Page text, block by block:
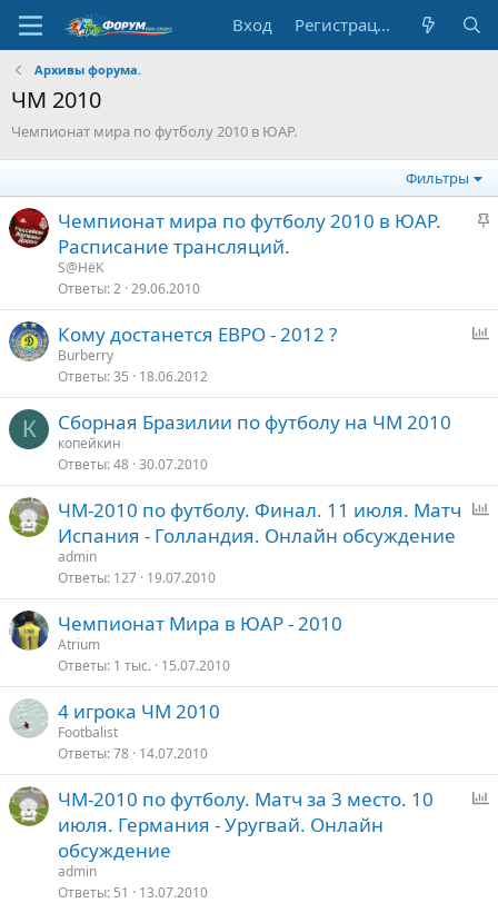
Вход Регистрация
Архивы форума.
ЧМ 2010
Чемпионат мира по футболу 2010 в ЮАР.
Фильтры
З
е
п
н
Чемпионат мира по футболу 2010 в ЮАР.
Расписание трансляций.
S@HёK
Ответы 2 29.06.2010
о
Кому достанется ЕВРО - 2012 ?
Burberry
Ответы 35 18.06.2012
К Сборная Бразилии по футболу на ЧМ 2010
копейкин
Ответы 48 30.07.2010
с
ЧМ-2010 по футболу. Финал. 11 июля. Матч
Испания - Голландия. Онлайн обсуждение
admin
Ответы 127 19.07.2010
Чемпионат Мира в ЮАР - 2010
Atrium
Ответы 1 тыс. 15.07.2010
4 игрока ЧМ 2010
Footbalist
Ответы 78 14.07.2010
ЧМ-2010 по футболу. Матч за 3 место. 10
июля. Германия - Уругвай. Онлайн
обсуждение
admin
Ответы 51 13.07.2010